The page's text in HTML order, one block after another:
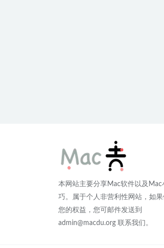
本网站主要分享Mac软件以及Mac
巧。属于个人非营利性网站，如果
您的权益，您可邮件发送到
admin@macdu.org 联系我们。